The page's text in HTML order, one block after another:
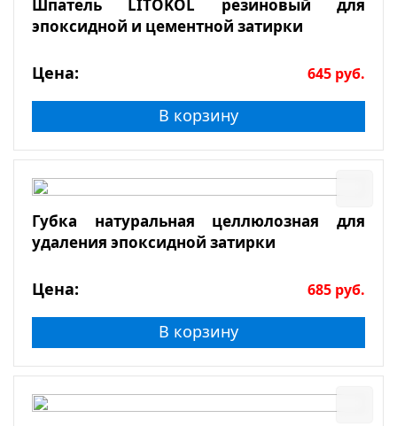
Шпатель LITOKOL резиновый для
эпоксидной и цементной затирки
Цена: 645 руб.
В корзину
Губка натуральная целлюлозная для
удаления эпоксидной затирки
Цена: 685 руб.
В корзину